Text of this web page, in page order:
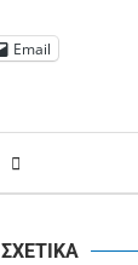
Email
ΣΧΕΤΙΚΑ